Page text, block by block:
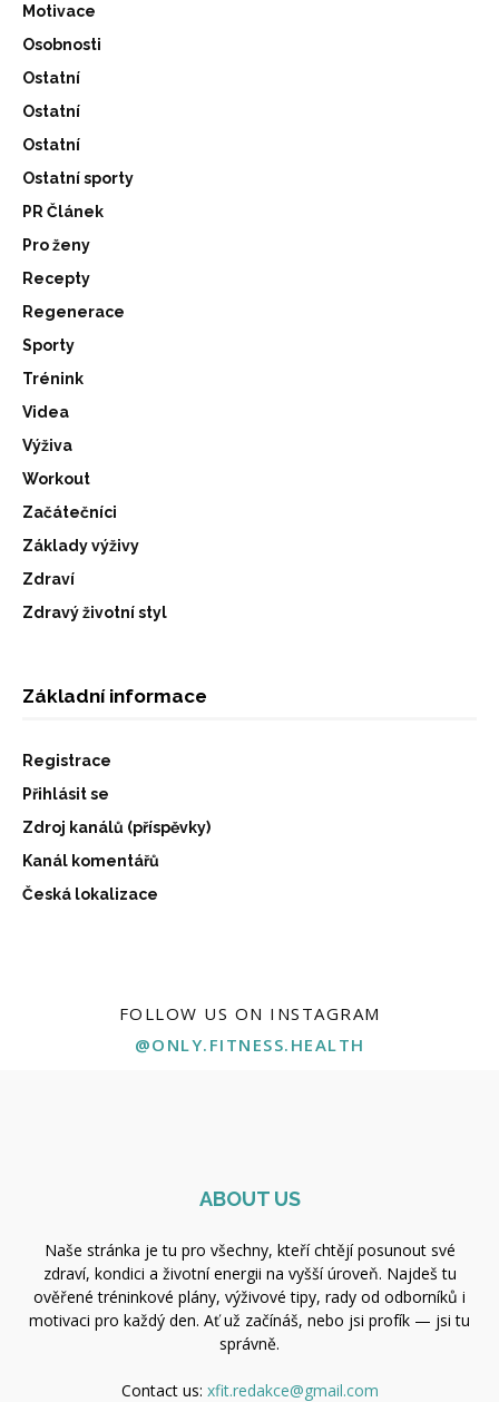
Motivace
Osobnosti
Ostatní
Ostatní
Ostatní
Ostatní sporty
PR Článek
Pro ženy
Recepty
Regenerace
Sporty
Trénink
Videa
Výživa
Workout
Začátečníci
Základy výživy
Zdraví
Zdravý životní styl
Základní informace
Registrace
Přihlásit se
Zdroj kanálů (příspěvky)
Kanál komentářů
Česká lokalizace
FOLLOW US ON INSTAGRAM
@ONLY.FITNESS.HEALTH
ABOUT US
Naše stránka je tu pro všechny, kteří chtějí posunout své
zdraví, kondici a životní energii na vyšší úroveň. Najdeš tu
ověřené tréninkové plány, výživové tipy, rady od odborníků i
motivaci pro každý den. Ať už začínáš, nebo jsi profík — jsi tu
správně.
Contact us: xfit.redakce@gmail.com